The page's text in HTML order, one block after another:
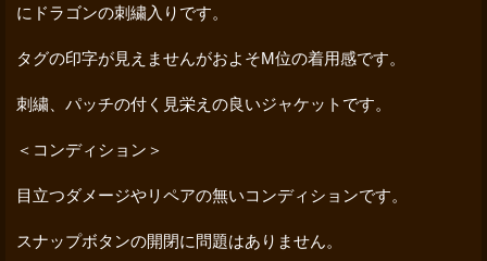
にドラゴンの刺繍入りです。
タグの印字が見えませんがおよそM位の着用感です。
刺繍、パッチの付く見栄えの良いジャケットです。
＜コンディション＞
目立つダメージやリペアの無いコンディションです。
スナップボタンの開閉に問題はありません。